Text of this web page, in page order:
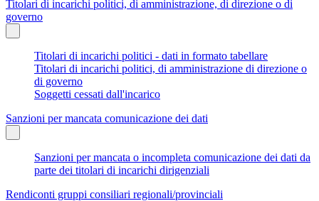
Titolari di incarichi politici, di amministrazione, di direzione o di
governo
Titolari di incarichi politici - dati in formato tabellare
Titolari di incarichi politici, di amministrazione di direzione o
di governo
Soggetti cessati dall'incarico
Sanzioni per mancata comunicazione dei dati
Sanzioni per mancata o incompleta comunicazione dei dati da
parte dei titolari di incarichi dirigenziali
Rendiconti gruppi consiliari regionali/provinciali